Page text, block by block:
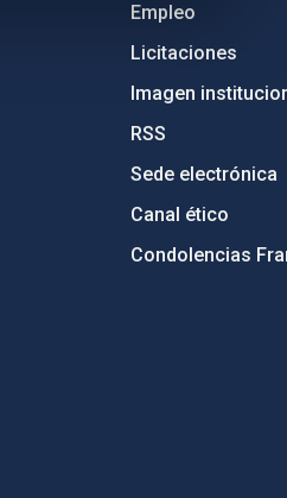
Empleo
Licitaciones
Imagen
RSS
Sede electrónica
Canal ético
Condolencias